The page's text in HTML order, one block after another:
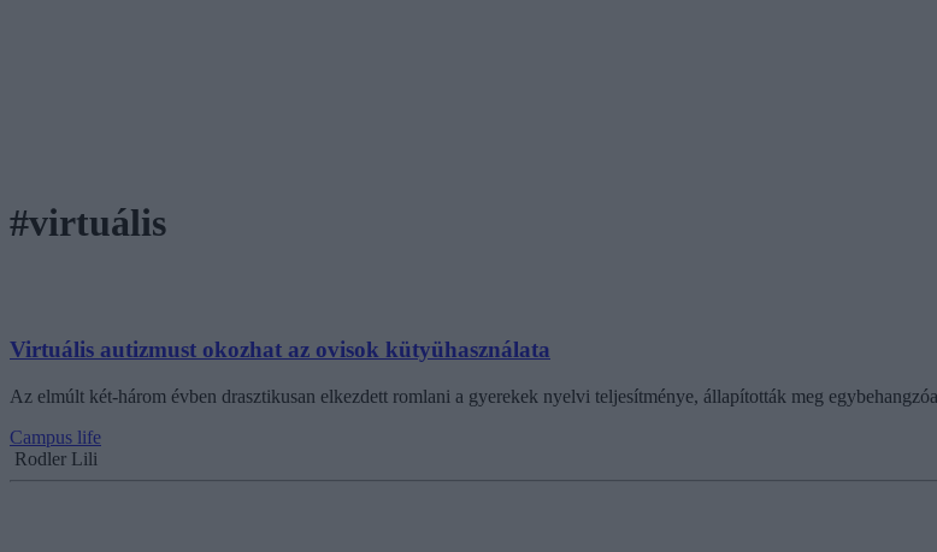
#virtuális
Virtuális autizmust okozhat az ovisok kütyühasználata
Az elmúlt két-három évben drasztikusan elkezdett romlani a gyerekek nyelvi teljesítménye, állapították meg
Campus life
Rodler Lili